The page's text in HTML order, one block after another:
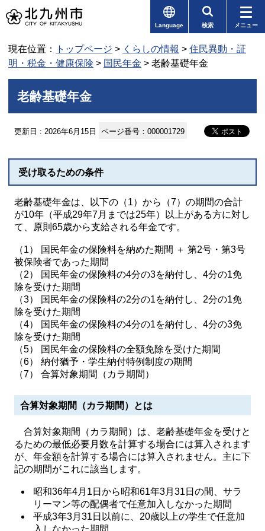
Language 検索 メニュー
現在位置： トップページ > くらしの情報 > 住民異動・証
明・税金・健康保険 > 国民年金 > 老齢基礎年金
老齢基礎年金
更新日 : 2026年6月15日 ページ番号：000001729
受け取るための条件
老齢基礎年金は、以下の（1）から（7）の期間の合計
が10年（平成29年7月までは25年）以上がある方に対し
て、原則65歳から支給される年金です。
（1） 国民年金の保険料を納めた期間 ＋ 第2号・第3号
被保険者であった期間
（2） 国民年金の保険料の4分の3を納付し、4分の1免
除を受けた期間
（3） 国民年金の保険料の2分の1を納付し、2分の1免
除を受けた期間
（4） 国民年金の保険料の4分の1を納付し、4分の3免
除を受けた期間
（5） 国民年金の保険料の全額免除を受けた期間
（6） 納付猶予・学生納付特例制度の期間
（7） 合算対象期間（カラ期間）
合算対象期間（カラ期間）とは
合算対象期間（カラ期間）は、老齢基礎年金を受けと
るための最低必要月数を計算する場合には算入されます
が、年金額を計算する場合には算入されません。主に下
記の期間がこれに該当します。
昭和36年4月1日から昭和61年3月31日の間、サラ
リーマン等の配偶者で任意加入しなかった期間
平成3年3月31日以前に、20歳以上の学生で任意加
入しなかった期間